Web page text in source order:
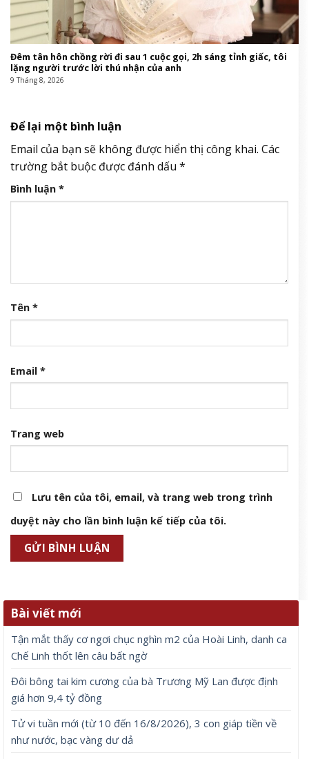
Đêm tân hôn chồng rời đi sau 1 cuộc gọi, 2h sáng tỉnh giấc, tôi
lặng người trước lời thú nhận của anh
9 Tháng 8, 2026
Để lại một bình luận
Email của bạn sẽ không được hiển thị công khai. Các
trường bắt buộc được đánh dấu *
Bình luận *
Tên *
Email *
Trang web
Lưu tên của tôi, email, và trang web trong trình
duyệt này cho lần bình luận kế tiếp của tôi.
Bài viết mới
Tận mắt thấy cơ ngơi chục nghìn m2 của Hoài Linh, danh ca
Chế Linh thốt lên câu bất ngờ
Đôi bông tai kim cương của bà Trương Mỹ Lan được định
giá hơn 9,4 tỷ đồng
Tử vi tuần mới (từ 10 đến 16/8/2026), 3 con giáp tiền về
như nước, bạc vàng dư dả